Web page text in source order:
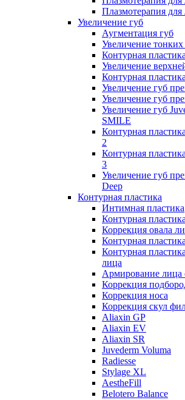
Плазмотерапия
Увеличение губ
Аугментация губ
Увеличение тонких
Контурная
Увеличение
Контурная
Увеличение губ
Увеличение губ
Увеличение губ
SMILE
Контурная
2
Контурная
3
Увеличение губ
Deep
Контурная пластика
Интимная пластика
Контурная
Коррекция овала
Контурная
Контурная
лица
Армирование лица
Коррекция
Коррекция носа
Коррекция скул
Aliaxin GP
Aliaxin EV
Aliaxin SR
Juvederm Voluma
Radiesse
Stylage XL
AestheFill
Belotero Balance